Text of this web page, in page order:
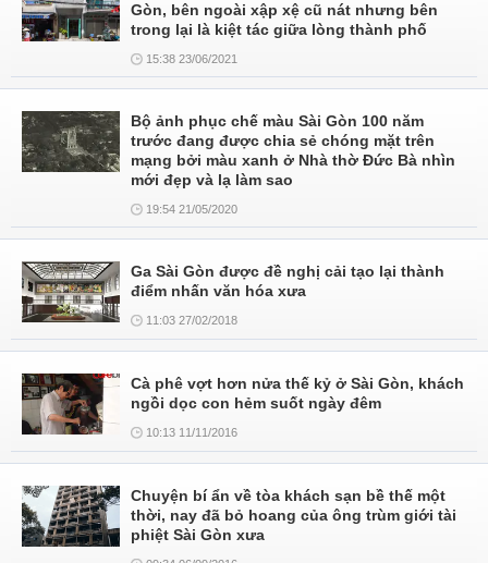
Gòn, bên ngoài xập xệ cũ nát nhưng bên
trong lại là kiệt tác giữa lòng thành phố
15:38 23/06/2021
Bộ ảnh phục chế màu Sài Gòn 100 năm
trước đang được chia sẻ chóng mặt trên
mạng bởi màu xanh ở Nhà thờ Đức Bà nhìn
mới đẹp và lạ làm sao
19:54 21/05/2020
Ga Sài Gòn được đề nghị cải tạo lại thành
điểm nhấn văn hóa xưa
11:03 27/02/2018
Cà phê vợt hơn nửa thế kỷ ở Sài Gòn, khách
ngồi dọc con hẻm suốt ngày đêm
10:13 11/11/2016
Chuyện bí ẩn về tòa khách sạn bề thế một
thời, nay đã bỏ hoang của ông trùm giới tài
phiệt Sài Gòn xưa